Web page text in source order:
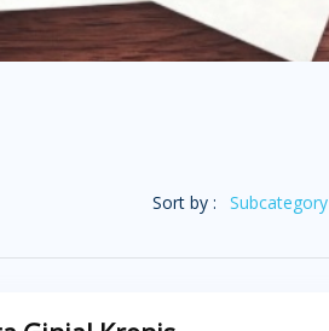
Sort by : Subcategory